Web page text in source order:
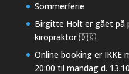
Sommerferie
Birgitte Holt er gået på
kiropraktor 🇩🇰
Online booking er IKKE
20:00 til mandag d.